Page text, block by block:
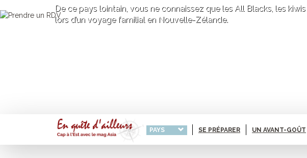
De ce pays lointain, vous ne connaissez que les All Blacks, les
lors d’un voyage familial en Nouvelle-Zélande.
PAYS SE PRÉPARER UN AVANT-GOÛT